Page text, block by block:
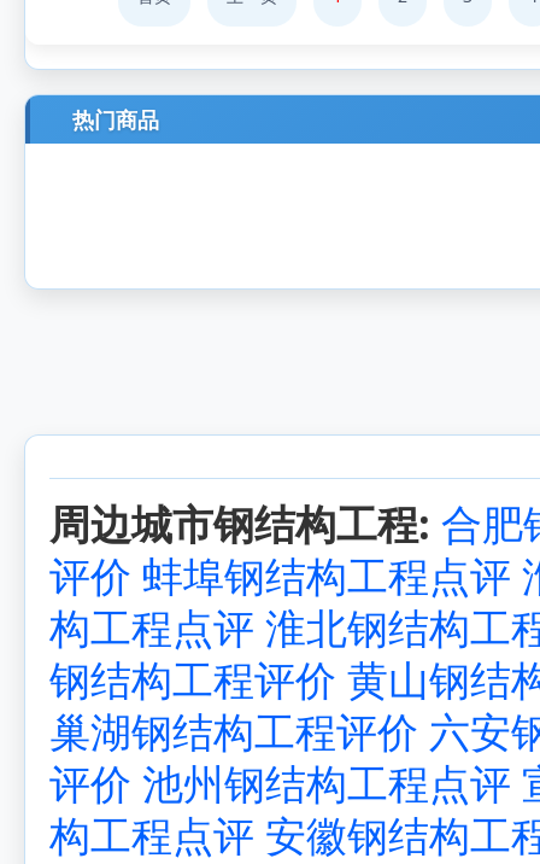
热门商品
周边城市钢结构工程: 合肥
评价 蚌埠钢结构工程点评
构工程点评 淮北钢结构工
钢结构工程评价 黄山钢结
巢湖钢结构工程评价 六安
评价 池州钢结构工程点评
构工程点评 安徽钢结构工